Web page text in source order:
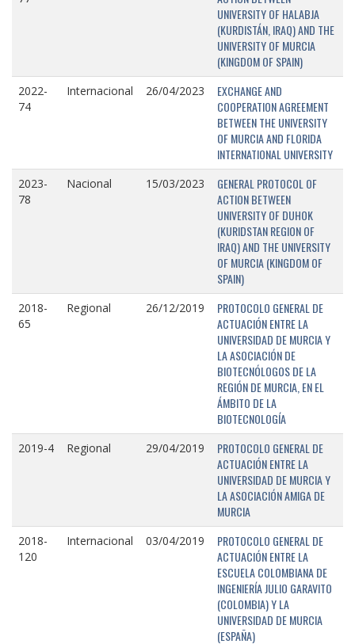
UNIVERSITY OF HALABJA
(KURDISTÁN, IRAQ) AND THE
UNIVERSITY OF MURCIA
(KINGDOM OF SPAIN)
2022-
74
Internacional 26/04/2023
EXCHANGE AND
COOPERATION AGREEMENT
BETWEEN THE UNIVERSITY
OF MURCIA AND FLORIDA
INTERNATIONAL UNIVERSITY
2023-
78
Nacional 15/03/2023
GENERAL PROTOCOL OF
ACTION BETWEEN
UNIVERSITY OF DUHOK
(KURIDSTAN REGION OF
IRAQ) AND THE UNIVERSITY
OF MURCIA (KINGDOM OF
SPAIN)
2018-
65
Regional 26/12/2019
PROTOCOLO GENERAL DE
ACTUACIÓN ENTRE LA
UNIVERSIDAD DE MURCIA Y
LA ASOCIACIÓN DE
BIOTECNÓLOGOS DE LA
REGIÓN DE MURCIA, EN EL
ÁMBITO DE LA
BIOTECNOLOGÍA
2019-4 Regional 29/04/2019
PROTOCOLO GENERAL DE
ACTUACIÓN ENTRE LA
UNIVERSIDAD DE MURCIA Y
LA ASOCIACIÓN AMIGA DE
MURCIA
2018-
120
Internacional 03/04/2019
PROTOCOLO GENERAL DE
ACTUACIÓN ENTRE LA
ESCUELA COLOMBIANA DE
INGENIERÍA JULIO GARAVITO
(COLOMBIA) Y LA
UNIVERSIDAD DE MURCIA
(ESPAÑA)